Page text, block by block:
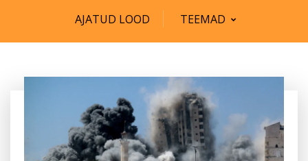
AJATUD LOOD TEEMAD